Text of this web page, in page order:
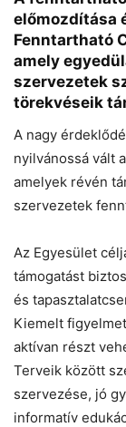
előmozdítása
Fenntartható
amely
szervezetek
törekvéseik
A nagy
nyilvánossá vált
amelyek révén
szervezetek
Az Egyesület
támogatást
és
Kiemelt
aktívan részt
Terveik között
szervezése, jó
informatív